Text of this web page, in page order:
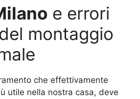
e errori
montaggio
che effettivamente
utile nella nostra casa, deve